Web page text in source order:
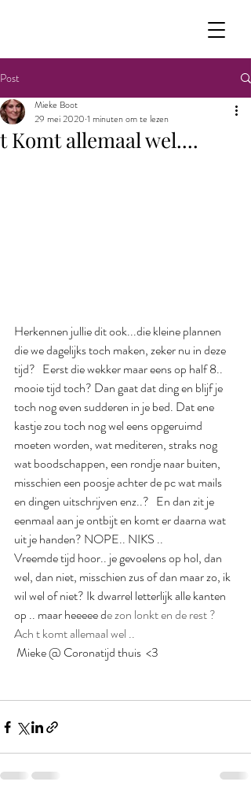
Post
t Komt allemaal wel....
Mieke Boot
29 mei 2020 1 minuten om te lezen
Herkennen jullie dit ook...die kleine plannen
die we dagelijks toch maken, zeker nu in deze
tijd?   Eerst die wekker maar eens op half 8..
mooie tijd toch? Dan gaat dat ding en blijf je
toch nog even sudderen in je bed. Dat ene
kastje zou toch nog wel eens opgeruimd
moeten worden, wat mediteren, straks nog
wat boodschappen, een rondje naar buiten,
misschien een poosje achter de pc wat mails
en dingen uitschrijven enz..?   En dan zit je
eenmaal aan je ontbijt en komt er daarna wat
uit je handen? NOPE.. NIKS ..
Vreemde tijd hoor.. je gevoelens op hol, dan
wel, dan niet, misschien zus of dan maar zo, ik
wil wel of niet? Ik dwarrel letterlijk alle kanten
op .. maar heeeee de zon lonkt en de rest ?
Ach t komt allemaal wel ..
Mieke @ Coronatijd thuis  <3